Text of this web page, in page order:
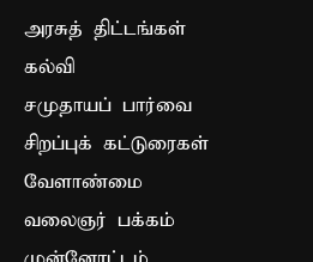
அரசுத் திட்டங்கள்
கல்வி
சமுதாயப் பார்வை
சிறப்புக் கட்டுரைகள்
வேளாண்மை
வலைஞர் பக்கம்